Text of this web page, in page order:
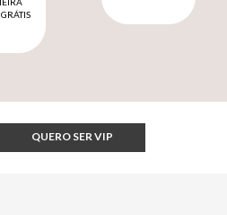
QUERO SER VIP